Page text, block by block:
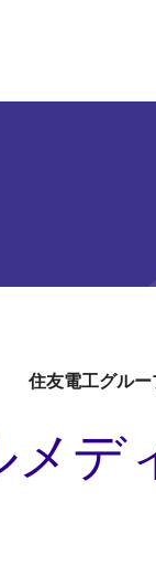
住友電工グルー
メデ